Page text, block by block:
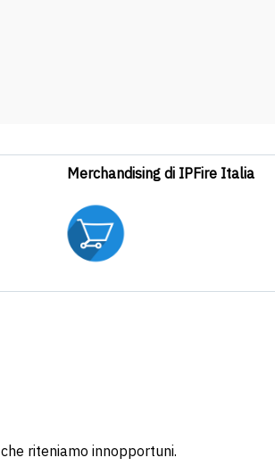
Merchandising di IPFire Italia
riteniamo innopportuni.